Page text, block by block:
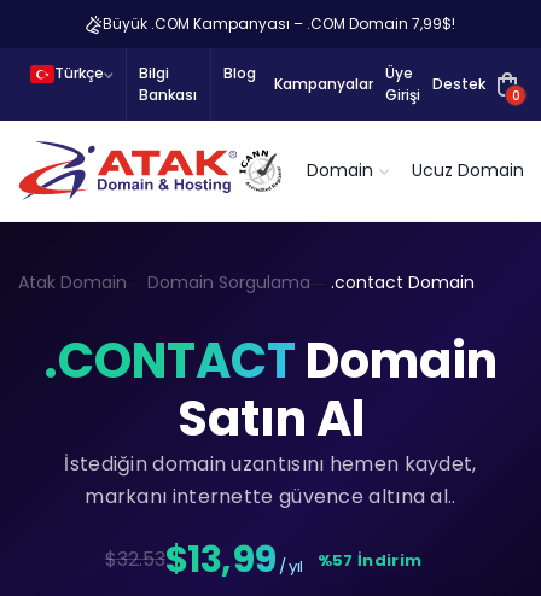
Büyük .COM Kampanyası – .COM Domain 7,99$!
Türkçe
Bilgi
Bankası
Blog
Kampanyalar
Üye
Girişi
Destek
0
Domain Ucuz Domain
Atak Domain Domain Sorgulama .contact Domain
.CONTACTDomain
Satın Al
İstediğin domain uzantısını hemen kaydet,
markanı internette güvence altına al..
$32.53$13,99 / yıl %57 İndirim